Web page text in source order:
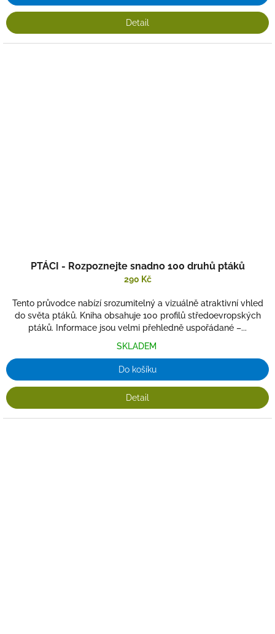
Detail
PTÁCI - Rozpoznejte snadno 100 druhů ptáků
290 Kč
Tento průvodce nabízí srozumitelný a vizuálně atraktivní vhled
do světa ptáků. Kniha obsahuje 100 profilů středoevropských
ptáků. Informace jsou velmi přehledně uspořádané –...
SKLADEM
Do košíku
Detail